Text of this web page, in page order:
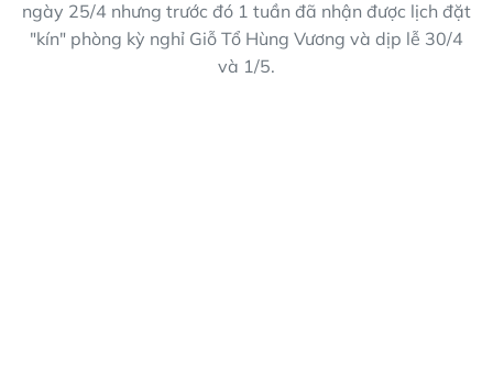
ngày 25/4 nhưng trước đó 1 tuần đã nhận được lịch đặt
"kín" phòng kỳ nghỉ Giỗ Tổ Hùng Vương và dịp lễ 30/4
và 1/5.